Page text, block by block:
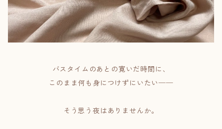
バスタイムのあとの寛いだ時間に、
このまま何も身につけずにいたい──
そう思う夜はありませんか。